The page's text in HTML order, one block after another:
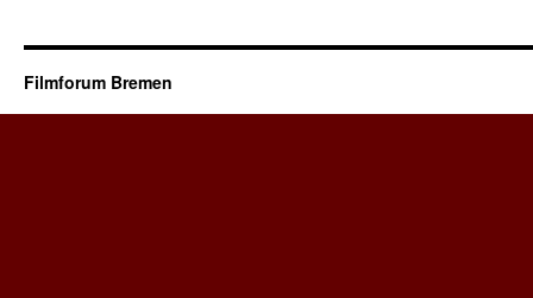
Filmforum Bremen